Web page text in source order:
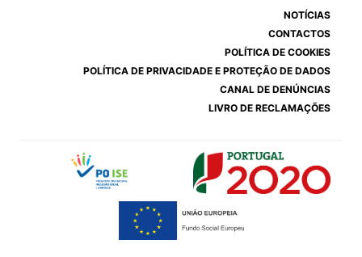
NOTÍCIAS
CONTACTOS
POLÍTICA DE COOKIES
POLÍTICA DE PRIVACIDADE E PROTEÇÃO DE DADOS
CANAL DE DENÚNCIAS
LIVRO DE RECLAMAÇÕES